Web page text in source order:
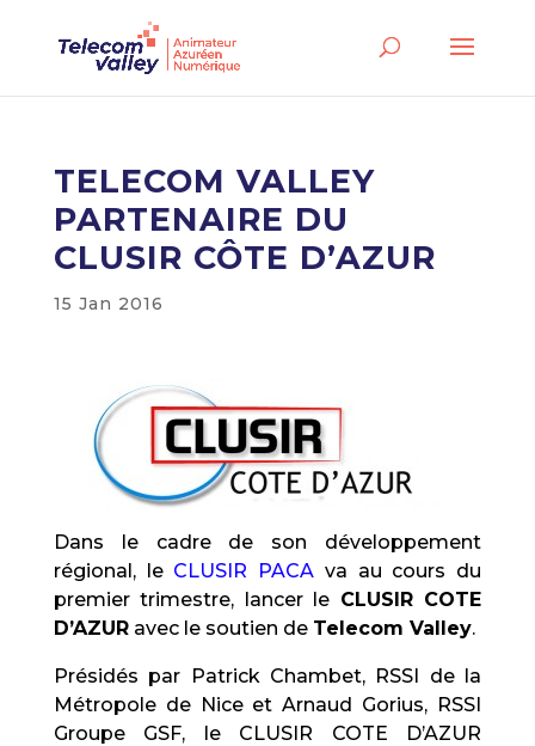
TELECOM VALLEY
PARTENAIRE DU
CLUSIR CÔTE D’AZUR
15 Jan 2016
Dans le cadre de son développement
régional, le CLUSIR PACA va au cours du
premier trimestre, lancer le CLUSIR COTE
D’AZURavec le soutien de Telecom Valley.
Présidés par Patrick Chambet, RSSI de la
Métropole de Nice et Arnaud Gorius, RSSI
Groupe GSF, le CLUSIR COTE D’AZUR